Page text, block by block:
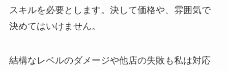
スキルを必要とします。決して価格や、雰囲気で
決めてはいけません。
結構なレベルのダメージや他店の失敗も私は対応